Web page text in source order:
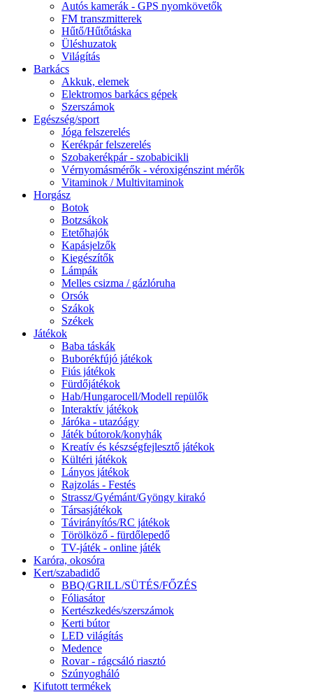
Autós kamerák - GPS nyomkövetők
FM transzmitterek
Hűtő/Hűtőtáska
Üléshuzatok
Világítás
Barkács
Akkuk, elemek
Elektromos barkács gépek
Szerszámok
Egészség/sport
Jóga felszerelés
Kerékpár felszerelés
Szobakerékpár - szobabicikli
Vérnyomásmérők - véroxigénszint mérők
Vitaminok / Multivitaminok
Horgász
Botok
Botzsákok
Etetőhajók
Kapásjelzők
Kiegészítők
Lámpák
Melles csizma / gázlóruha
Orsók
Szákok
Székek
Játékok
Baba táskák
Buborékfújó játékok
Fiús játékok
Fürdőjátékok
Hab/Hungarocell/Modell repülők
Interaktív játékok
Járóka - utazóágy
Játék bútorok/konyhák
Kreatív és készségfejlesztő játékok
Kültéri játékok
Lányos játékok
Rajzolás - Festés
Strassz/Gyémánt/Gyöngy kirakó
Társasjátékok
Távirányítós/RC játékok
Törölköző - fürdőlepedő
TV-játék - online játék
Karóra, okosóra
Kert/szabadidő
BBQ/GRILL/SÜTÉS/FŐZÉS
Fóliasátor
Kertészkedés/szerszámok
Kerti bútor
LED világítás
Medence
Rovar - rágcsáló riasztó
Szúnyogháló
Kifutott termékek